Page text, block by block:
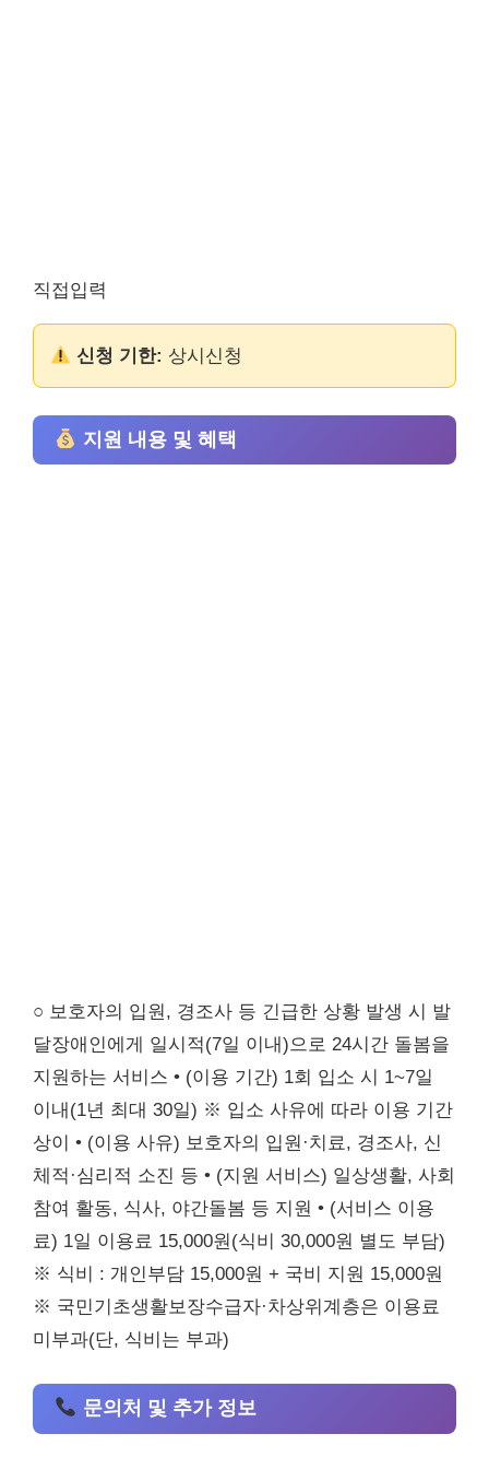
직접입력
신청 기한: 상시신청
지원 내용 및 혜택
○ 보호자의 입원, 경조사 등 긴급한 상황 발생 시 발
달장애인에게 일시적(7일 이내)으로 24시간 돌봄을
지원하는 서비스 • (이용 기간) 1회 입소 시 1~7일
이내(1년 최대 30일) ※ 입소 사유에 따라 이용 기간
상이 • (이용 사유) 보호자의 입원·치료, 경조사, 신
체적·심리적 소진 등 • (지원 서비스) 일상생활, 사회
참여 활동, 식사, 야간돌봄 등 지원 • (서비스 이용
료) 1일 이용료 15,000원(식비 30,000원 별도 부담)
※ 식비 : 개인부담 15,000원 + 국비 지원 15,000원
※ 국민기초생활보장수급자·차상위계층은 이용료
미부과(단, 식비는 부과)
문의처 및 추가 정보